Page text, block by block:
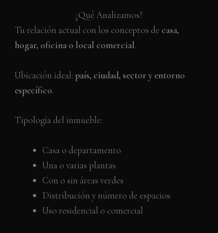
¿Qué Analizamos?
Tu relación actual con los conceptos de casa,
hogar, oficina o local comercial.
Ubicación ideal: país, ciudad, sector y entorno
específico.
Tipología del inmueble:
Casa o departamento
Una o varias plantas
Con o sin áreas verdes
Distribución y número de espacios
Uso residencial o comercial